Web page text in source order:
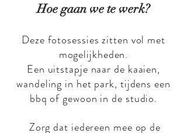
Hoe gaan we te werk?
Deze fotosessies zitten vol met
mogelijkheden.
Een uitstapje naar de kaaien,
wandeling in het park, tijdens een
bbq of gewoon in de studio.
Zorg dat iedereen mee op de